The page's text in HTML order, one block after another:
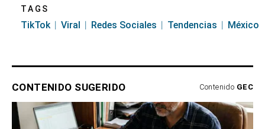
TAGS
TikTok Viral Redes Sociales Tendencias México
CONTENIDO SUGERIDO Contenido GEC